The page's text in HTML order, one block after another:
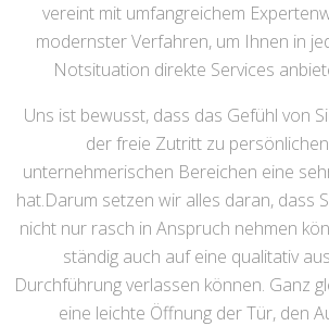
vereint mit umfangreichem
modernster Verfahren, um Ihnen in
Notsituation direkte Services
Uns ist bewusst, dass das Gefühl von
der freie Zutritt zu
unternehmerischen Bereichen eine
hat.Darum setzen wir alles daran, dass
nicht nur rasch in Anspruch nehmen
ständig auch auf eine qualitativ
Durchführung verlassen können. Ganz
eine leichte Öffnung der Tür, den